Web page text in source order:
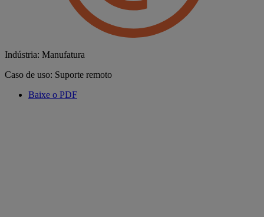
Indústria: Manufatura
Caso de uso: Suporte remoto
Baixe o PDF